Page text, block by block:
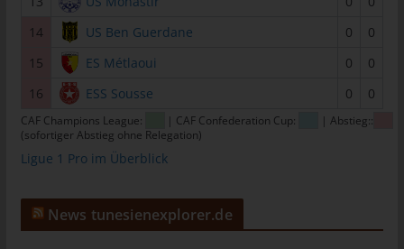
14
US Ben Guerdane 0
0
15
ES Métlaoui 0
0
16
ESS Sousse 0 0
CAF Champions League: | CAF Confederation Cup:
| Abstieg::
(sofortiger Abstieg ohne Relegation)
Ligue 1 Pro im Überblick
News tunesienexplorer.de
tunesienfussball.de
Uwe Wassenberg
Rue 2 Mars
4022 Akouda - Tunesien
Telefon: +216 216 16 616
E-Mail:
Cookies